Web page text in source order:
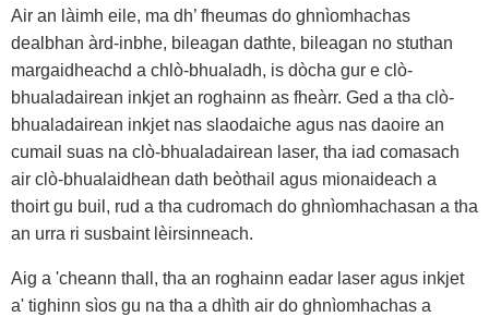
Air an làimh eile, ma dh’ fheumas do ghnìomhachas
dealbhan àrd-inbhe, bileagan dathte, bileagan no stuthan
margaidheachd a chlò-bhualadh, is dòcha gur e clò-
bhualadairean inkjet an roghainn as fheàrr. Ged a tha clò-
bhualadairean inkjet nas slaodaiche agus nas daoire an
cumail suas na clò-bhualadairean laser, tha iad comasach
air clò-bhualaidhean dath beòthail agus mionaideach a
thoirt gu buil, rud a tha cudromach do ghnìomhachasan a tha
an urra ri susbaint lèirsinneach.
Aig a 'cheann thall, tha an roghainn eadar laser agus inkjet
a' tighinn sìos gu na tha a dhìth air do ghnìomhachas a